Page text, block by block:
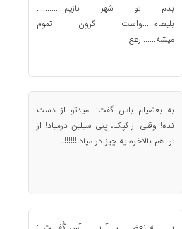
بدم تو شهر بازيم.............
بليطام.....واست گرون تموم
ميشه......ارعع
به بعضیام باس گفت: امیدتو از دست
نده! وقتی از کپک، پنی سیلین درمیاد! از
تو هم بالاخره یه چیز در میاد!!!!!!!!!